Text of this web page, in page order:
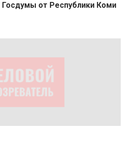
Госдумы от Республики Коми